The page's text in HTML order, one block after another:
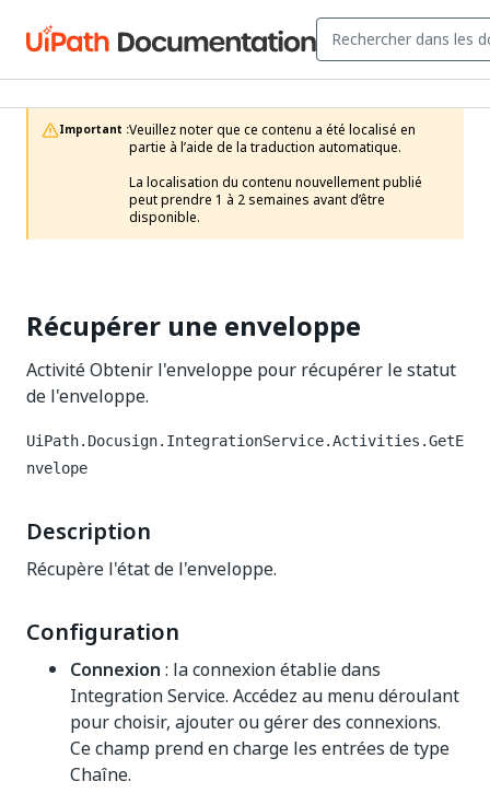
Important :Veuillez noter que ce contenu a été localisé en
partie à l’aide de la traduction automatique.
La localisation du contenu nouvellement publié
peut prendre 1 à 2 semaines avant d’être
disponible.
Récupérer une enveloppe
Activité Obtenir l'enveloppe pour récupérer le statut
de l'enveloppe.
UiPath.Docusign.IntegrationService.Activities.GetE
nvelope
Description
Récupère l'état de l'enveloppe.
Configuration
Connexion : la connexion établie dans
Integration Service. Accédez au menu déroulant
pour choisir, ajouter ou gérer des connexions.
Ce champ prend en charge les entrées de type
Chaîne.